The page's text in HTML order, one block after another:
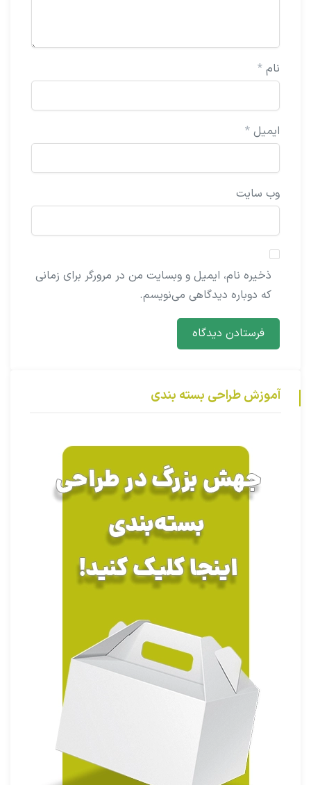
نام *
ایمیل *
وب‌ سایت
ذخیره نام، ایمیل و وبسایت من در مرورگر برای زمانی
که دوباره دیدگاهی می‌نویسم.
آموزش طراحی بسته بندی